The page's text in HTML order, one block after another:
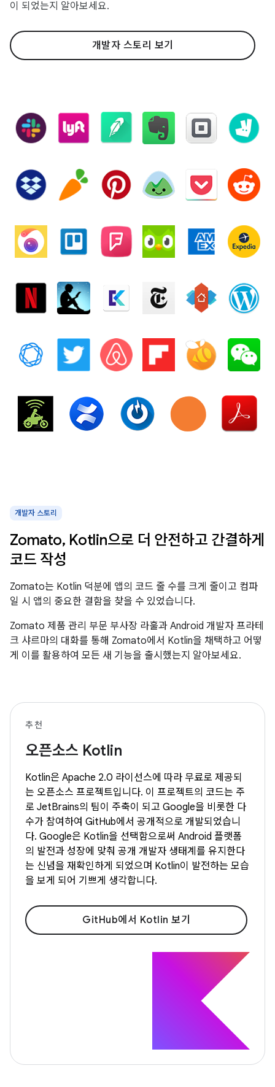
이 되었는지 알아보세요.
개발자 스토리 보기
개발자 스토리
Zomato, Kotlin으로 더 안전하고 간결하게
코드 작성
Zomato는 Kotlin 덕분에 앱의 코드 줄 수를 크게 줄이고 컴파
일 시 앱의 중요한 결함을 찾을 수 있었습니다.
Zomato 제품 관리 부문 부사장 라훌과 Android 개발자 프라테
크 샤르마의 대화를 통해 Zomato에서 Kotlin을 채택하고 어떻
게 이를 활용하여 모든 새 기능을 출시했는지 알아보세요.
추천
오픈소스 Kotlin
Kotlin은 Apache 2.0 라이선스에 따라 무료로 제공되
는 오픈소스 프로젝트입니다. 이 프로젝트의 코드는 주
로 JetBrains의 팀이 주축이 되고 Google을 비롯한 다
수가 참여하여 GitHub에서 공개적으로 개발되었습니
다. Google은 Kotlin을 선택함으로써 Android 플랫폼
의 발전과 성장에 맞춰 공개 개발자 생태계를 유지한다
는 신념을 재확인하게 되었으며 Kotlin이 발전하는 모습
을 보게 되어 기쁘게 생각합니다.
GitHub에서 Kotlin 보기